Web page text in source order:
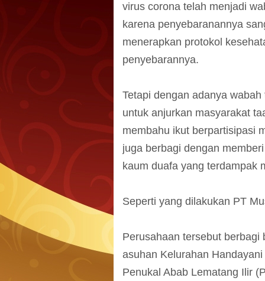
virus corona telah menjadi
karena penyebaranannya
menerapkan protokol
penyebarannya.
Tetapi dengan adanya
untuk anjurkan masyarakat
membahu ikut berpartisipasi
juga berbagi dengan
kaum duafa yang terdampak
Seperti yang dilakukan PT
Perusahaan tersebut berbagi
asuhan Kelurahan
Penukal Abab Lematang Ilir